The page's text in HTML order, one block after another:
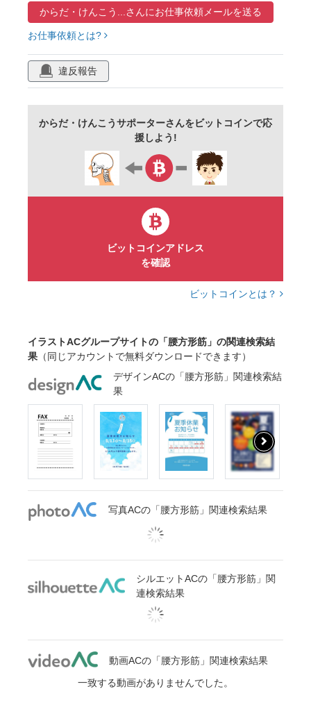
からだ・けんこう...さんにお仕事依頼メールを送る
お仕事依頼とは?
違反報告
からだ・けんこうサポーターさんをビットコインで応
援しよう!
ビットコインアドレス
を確認
ビットコインとは？
イラストACグループサイトの「腰方形筋」の関連検索結
果 （同じアカウントで無料ダウンロードできます）
デザインACの「腰方形筋」関連検索結
果
写真ACの「腰方形筋」関連検索結果
シルエットACの「腰方形筋」関
連検索結果
動画ACの「腰方形筋」関連検索結果
一致する動画がありませんでした。